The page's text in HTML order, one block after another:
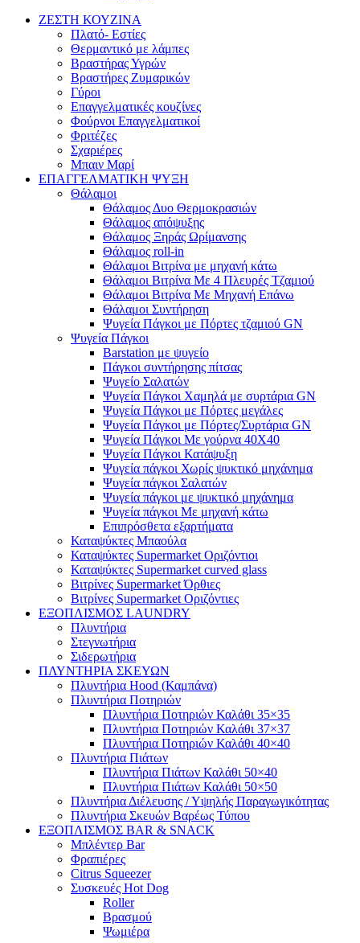
ΖΕΣΤΗ ΚΟΥΖΙΝΑ
Πλατό- Εστίες
Θερμαντικό με λάμπες
Βραστήρας Υγρών
Βραστήρες Ζυμαρικών
Γύροι
Επαγγελματικές κουζίνες
Φούρνοι Επαγγελματικοί
Φριτέζες
Σχαριέρες
Μπαιν Μαρί
ΕΠΑΓΓΕΛΜΑΤΙΚΗ ΨΥΞΗ
Θάλαμοι
Θάλαμος Δυο Θερμοκρασιών
Θάλαμος απόψυξης
Θάλαμος Ξηράς Ωρίμανσης
Θάλαμος roll-in
Θάλαμοι Βιτρίνα με μηχανή κάτω
Θάλαμοι Βιτρίνα Με 4 Πλευρές Τζαμιού
Θάλαμοι Βιτρίνα Με Μηχανή Επάνω
Θάλαμοι Συντήρηση
Ψυγεία Πάγκοι με Πόρτες τζαμιού GN
Ψυγεία Πάγκοι
Barstation με ψυγείο
Πάγκοι συντήρησης πίτσας
Ψυγείο Σαλατών
Ψυγεία Πάγκοι Χαμηλά με συρτάρια GN
Ψυγεία Πάγκοι με Πόρτες μεγάλες
Ψυγεία Πάγκοι με Πόρτες/Συρτάρια GN
Ψυγεία Πάγκοι Με γούρνα 40Χ40
Ψυγεία Πάγκοι Κατάψυξη
Ψυγεία πάγκοι Χωρίς ψυκτικό μηχάνημα
Ψυγεία πάγκοι Σαλατών
Ψυγεία πάγκοι με ψυκτικό μηχάνημα
Ψυγεία πάγκοι Με μηχανή κάτω
Επιπρόσθετα εξαρτήματα
Καταψύκτες Μπαούλα
Καταψύκτες Supermarket Οριζόντιοι
Καταψύκτες Supermarket curved glass
Βιτρίνες Supermarket Όρθιες
Βιτρίνες Supermarket Οριζόντιες
ΕΞΟΠΛΙΣΜΟΣ LAUNDRY
Πλυντήρια
Στεγνωτήρια
Σιδερωτήρια
ΠΛΥΝΤΗΡΙΑ ΣΚΕΥΩΝ
Πλυντήρια Hood (Καμπάνα)
Πλυντήρια Ποτηριών
Πλυντήρια Ποτηριών Καλάθι 35×35
Πλυντήρια Ποτηριών Καλάθι 37×37
Πλυντήρια Ποτηριών Καλάθι 40×40
Πλυντήρια Πιάτων
Πλυντήρια Πιάτων Καλάθι 50×40
Πλυντήρια Πιάτων Καλάθι 50×50
Πλυντήρια Διέλευσης / Υψηλής Παραγωγικότητας
Πλυντήρια Σκευών Βαρέως Τύπου
ΕΞΟΠΛΙΣΜΟΣ BAR & SNACK
Μπλέντερ Bar
Φραπιέρες
Citrus Squeezer
Συσκευές Hot Dog
Roller
Βρασμού
Ψωμιέρα